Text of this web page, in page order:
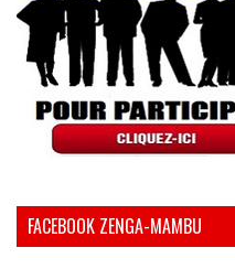
FACEBOOK ZENGA-MAMBU